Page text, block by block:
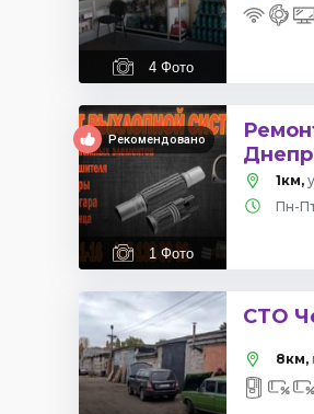
4 Фото
Рекомендовано
1 Фото
1км,
Пн-
СТО
8км,